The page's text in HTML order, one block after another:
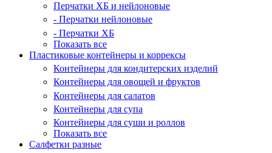
Перчатки ХБ и нейлоновые
- Перчатки нейлоновые
- Перчатки ХБ
Показать все
Пластиковые контейнеры и коррексы
Контейнеры для кондитерских изделий
Контейнеры для овощей и фруктов
Контейнеры для салатов
Контейнеры для супа
Контейнеры для суши и роллов
Показать все
Салфетки разные